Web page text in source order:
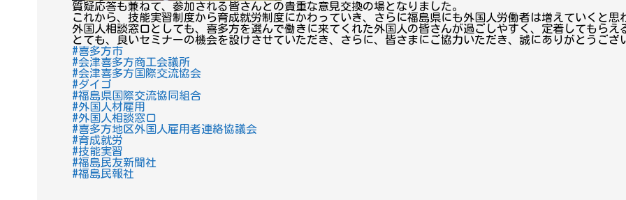
質疑応答も兼ねて、参加される皆さんとの貴重な意見交換の場となりました。
これから、技能実習制度から育成就労制度にかわっていき、さらに福島県にも外国人労働者は増えていくと思
外国人相談窓口としても、喜多方を選んで働きに来てくれた外国人の皆さんが過ごしやすく、定着してもらえ
とても、良いセミナーの機会を設けさせていただき、さらに、皆さまにご協力いただき、誠にありがとうござ
#喜多方市
#会津喜多方商工会議所
#会津喜多方国際交流協会
#ダイゴ
#福島県国際交流協同組合
#外国人材雇用
#外国人相談窓口
#喜多方地区外国人雇用者連絡協議会
#育成就労
#技能実習
#福島民友新聞社
#福島民報社